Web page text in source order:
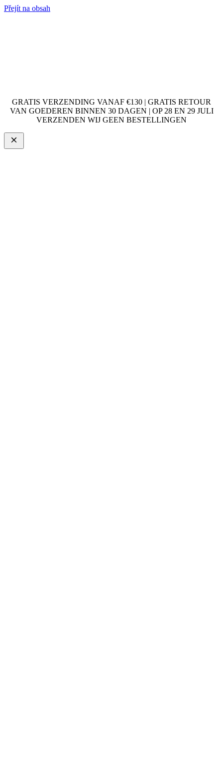
Přejít na obsah
GRATIS VERZENDING VANAF €130 | GRATIS RETOUR
VAN GOEDEREN BINNEN 30 DAGEN | OP 28 EN 29 JULI
VERZENDEN WIJ GEEN BESTELLINGEN